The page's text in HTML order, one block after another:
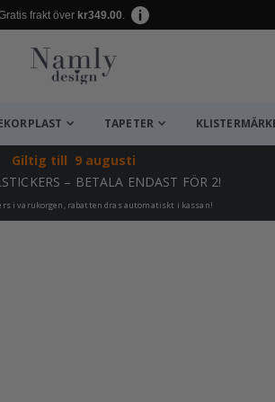
frakt över kr349.00.
TAPETER
Giltig till 9 augusti
– BETALA ENDAST FÖR 2!
i varukorgen, rabatten dras automatiskt i kassan!